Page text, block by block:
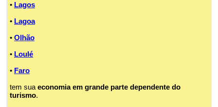
• Lagos
• Lagoa
• Olhão
• Loulé
• Faro
tem sua economia em grande parte dependente do
turismo.